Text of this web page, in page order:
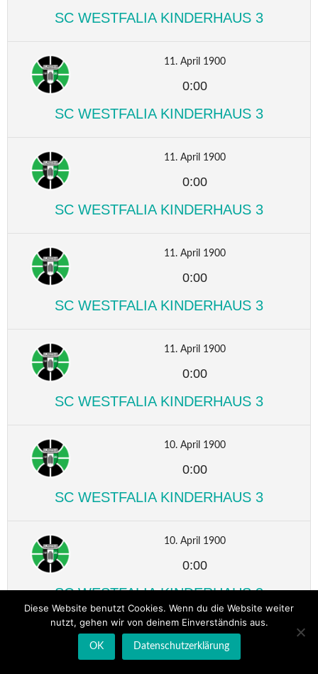
SC WESTFALIA KINDERHAUS 3
11. April 1900
0:00
SC WESTFALIA KINDERHAUS 3
11. April 1900
0:00
SC WESTFALIA KINDERHAUS 3
11. April 1900
0:00
SC WESTFALIA KINDERHAUS 3
11. April 1900
0:00
SC WESTFALIA KINDERHAUS 3
10. April 1900
0:00
SC WESTFALIA KINDERHAUS 3
10. April 1900
0:00
SC WESTFALIA KINDERHAUS 3
10. April 1900
0:00
Diese Website benutzt Cookies. Wenn du die Website weiter
nutzt, gehen wir von deinem Einverständnis aus.
OK Datenschutzerklärung